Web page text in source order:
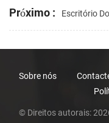
Próximo : Escritório
Sobre nós
© Direitos autorais: